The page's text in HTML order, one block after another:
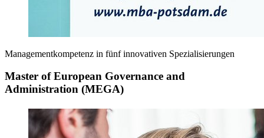
Managementkompetenz in fünf innovativen Spezialisierungen
Master of European Governance and
Administration (MEGA)